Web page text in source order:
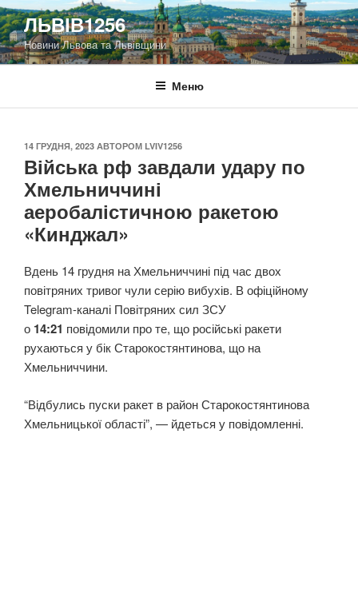
Перейти
до
вмісту
ЛЬВІВ1256
Новини Львова та Львівщини
Меню
ОПУБЛІКОВАНО
14 ГРУДНЯ, 2023 АВТОРОМ LVIV1256
Війська рф завдали удару по
Хмельниччині
аеробалістичною ракетою
«Кинджал»
Вдень 14 грудня на Хмельниччині під час двох
повітряних тривог чули серію вибухів. В офіційному
Telegram-каналі Повітряних сил ЗСУ
о 14:21 повідомили про те, що російські ракети
рухаються у бік Старокостянтинова, що на
Хмельниччини.
“Відбулись пуски ракет в район Старокостянтинова
Хмельницької області”, — йдеться у повідомленні.